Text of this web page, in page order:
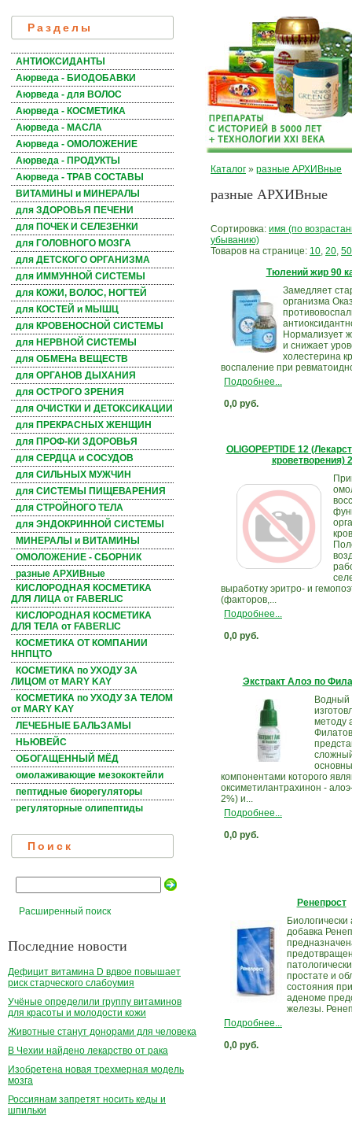
Разделы
АНТИОКСИДАНТЫ
Аюрведа - БИОДОБАВКИ
Аюрведа - для ВОЛОС
Аюрведа - КОСМЕТИКА
Аюрведа - МАСЛА
Аюрведа - ОМОЛОЖЕНИЕ
Аюрведа - ПРОДУКТЫ
Аюрведа - ТРАВ СОСТАВЫ
ВИТАМИНЫ и МИНЕРАЛЫ
для ЗДОРОВЬЯ ПЕЧЕНИ
для ПОЧЕК И СЕЛЕЗЕНКИ
для ГОЛОВНОГО МОЗГА
для ДЕТСКОГО ОРГАНИЗМА
для ИММУННОЙ СИСТЕМЫ
для КОЖИ, ВОЛОС, НОГТЕЙ
для КОСТЕЙ и МЫШЦ
для КРОВЕНОСНОЙ СИСТЕМЫ
для НЕРВНОЙ СИСТЕМЫ
для ОБМЕНа ВЕЩЕСТВ
для ОРГАНОВ ДЫХАНИЯ
для ОСТРОГО ЗРЕНИЯ
для ОЧИСТКИ И ДЕТОКСИКАЦИИ
для ПРЕКРАСНЫХ ЖЕНЩИН
для ПРОФ-КИ ЗДОРОВЬЯ
для СЕРДЦА и СОСУДОВ
для СИЛЬНЫХ МУЖЧИН
для СИСТЕМЫ ПИЩЕВАРЕНИЯ
для СТРОЙНОГО ТЕЛА
для ЭНДОКРИННОЙ СИСТЕМЫ
МИНЕРАЛЫ и ВИТАМИНЫ
ОМОЛОЖЕНИЕ - СБОРНИК
разные АРХИВные
КИСЛОРОДНАЯ КОСМЕТИКА
ДЛЯ ЛИЦА от FABERLIC
КИСЛОРОДНАЯ КОСМЕТИКА
ДЛЯ ТЕЛА от FABERLIC
КОСМЕТИКА ОТ КОМПАНИИ
ННПЦТО
КОСМЕТИКА по УХОДУ ЗА
ЛИЦОМ от MARY KAY
КОСМЕТИКА по УХОДУ ЗА ТЕЛОМ
от MARY KAY
ЛЕЧЕБНЫЕ БАЛЬЗАМЫ
НЬЮВЕЙС
ОБОГАЩЕННЫЙ МЁД
омолаживающие мезококтейли
пептидные биорегуляторы
регуляторные олипептиды
Поиск
Расширенный поиск
Последние новости
Дефицит витамина D вдвое повышает
риск старческого слабоумия
Учёные определили группу витаминов
для красоты и молодости кожи
Животные станут донорами для человека
В Чехии найдено лекарство от рака
Изобретена новая трехмерная модель
мозга
Россиянам запретят носить кеды и
шпильки
Каталог » разные АРХИВные
разные АРХИВные
Сортировка: имя (по
убыванию)
Товаров на странице: 10, 20, 50
Тюлений жир 90
Замедляет
организма
Нормализует
и снижает
холестерина
воспаление при
Подробнее...
0,0 руб.
OLIGOPEPTIDE 12
кроветворения)
выработку эритро- и
(факторов,...
Подробнее...
0,0 руб.
Экстракт Алоэ по
Водный
методу
компонентами которого
оксиметилантрахинон -
2%) и...
Подробнее...
0,0 руб.
Ренепрост
Биологически
добавка
простате и
состояния
аденоме
железы.
Подробнее...
0,0 руб.